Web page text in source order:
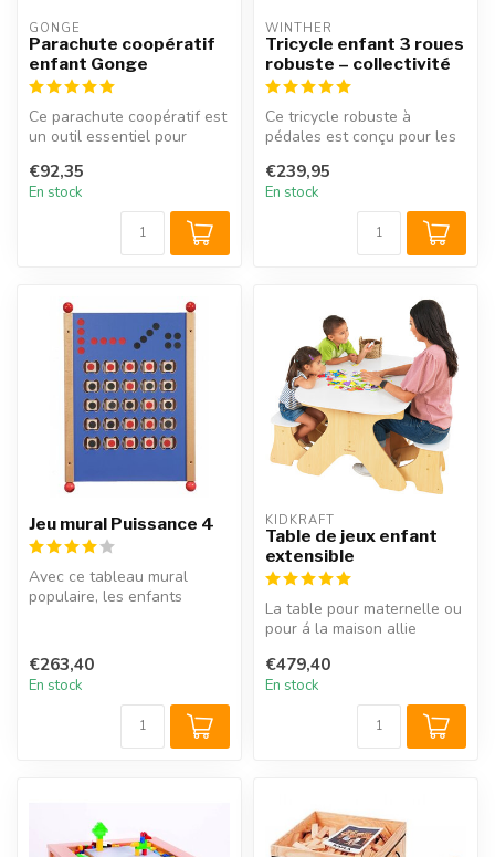
GONGE
Parachute coopératif
enfant Gonge
Ce parachute coopératif est
un outil essentiel pour
le...
€92,35
En stock
WINTHER
Tricycle enfant 3 roues
robuste – collectivité
Ce tricycle robuste à
pédales est conçu pour les
à s...
€239,95
En stock
Jeu mural Puissance 4
Avec ce tableau mural
populaire, les enfants
€263,40
En stock
KIDKRAFT
Table de jeux enfant
extensible
La table pour maternelle ou
pour á la maison allie
fonctionnal...
€479,40
En stock